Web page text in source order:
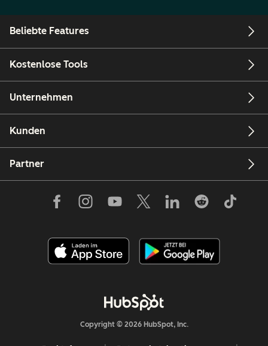
Beliebte Features
Kostenlose Tools
Unternehmen
Kunden
Partner
Copyright © 2026 HubSpot, Inc.